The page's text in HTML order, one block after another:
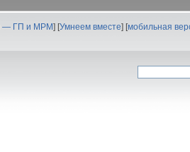
— ГП и МРМ] [Умнеем вместе] [мобильная